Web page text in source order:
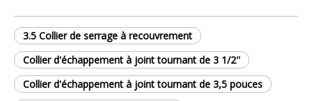
3.5 Collier de serrage à recouvrement
Collier d'échappement à joint tournant de 3 1/2''
Collier d'échappement à joint tournant de 3,5 pouces